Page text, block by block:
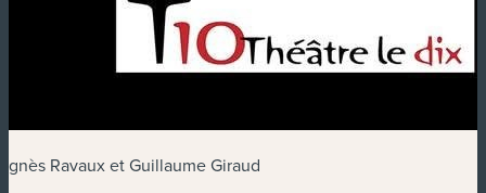
gnès Ravaux et Guillaume Giraud